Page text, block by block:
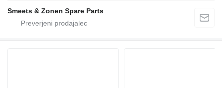
Smeets & Zonen Spare Parts